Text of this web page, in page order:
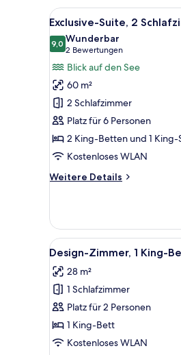
2 Einzelbetten
Alle
Fotos
für
Exclusive-
Suite,
2 Schlafzimmer,
Seeblick
anzeigen
14
Exclusive-Suite, 2
9,09,0 von 10
Wunderbar
2 Bewertungen
(2
Bewertungen)
Blick auf den See
60 m²
2 Schlafzimmer
Platz für 6 Personen
2 King-Betten und 1 King-
Kostenloses WLAN
Weitere Details
Weitere
Suite,
2 Schlafzimmer,
Seeblick
Alle
Fotos
für
Design-
Zimmer,
1 King-
Bett
4
Design-Zimmer, 1 King-
28 m²
1 Schlafzimmer
Platz für 2 Personen
1 King-Bett
Kostenloses WLAN